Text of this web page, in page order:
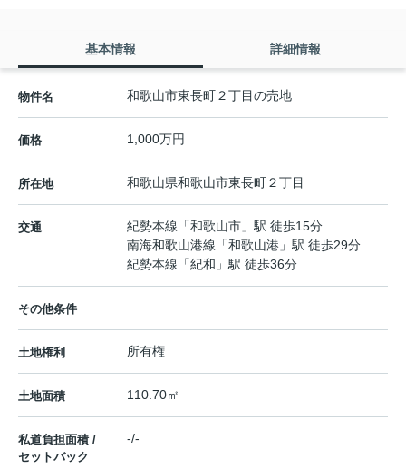
基本情報 詳細情報
物件名 和歌山市東長町２丁目の売地
価格 1,000万円
所在地 和歌山県和歌山市東長町２丁目
交通 紀勢本線 「和歌山市 」駅 徒歩15分
南海和歌山港線 「和歌山港 」駅 徒歩29分
紀勢本線 「紀和 」駅 徒歩36分
その他条件
土地権利 所有権
土地面積 110.70㎡
私道負担面積 /
セットバック
-/-